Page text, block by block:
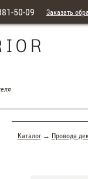
50-09 Заказать
Каталог→ Провода